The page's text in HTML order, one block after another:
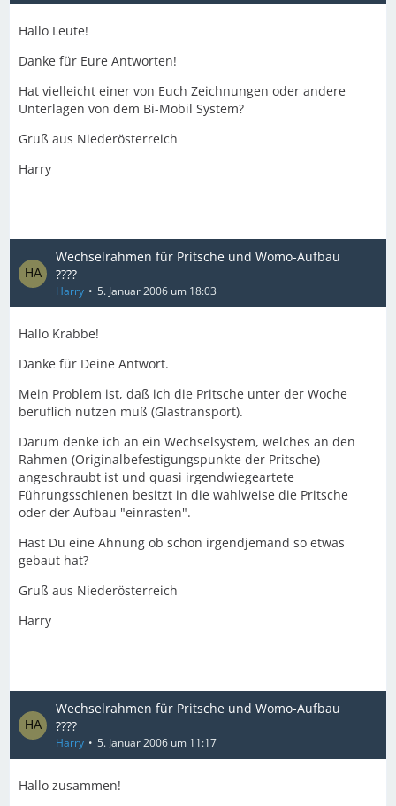
Hallo Leute!
Danke für Eure Antworten!
Hat vielleicht einer von Euch Zeichnungen oder andere
Unterlagen von dem Bi-Mobil System?
Gruß aus Niederösterreich
Harry
Wechselrahmen für Pritsche und Womo-Aufbau
????
Harry 5. Januar 2006 um 18:03
Hallo Krabbe!
Danke für Deine Antwort.
Mein Problem ist, daß ich die Pritsche unter der Woche
beruflich nutzen muß (Glastransport).
Darum denke ich an ein Wechselsystem, welches an den
Rahmen (Originalbefestigungspunkte der Pritsche)
angeschraubt ist und quasi irgendwiegeartete
Führungsschienen besitzt in die wahlweise die Pritsche
oder der Aufbau "einrasten".
Hast Du eine Ahnung ob schon irgendjemand so etwas
gebaut hat?
Gruß aus Niederösterreich
Harry
Wechselrahmen für Pritsche und Womo-Aufbau
????
Harry 5. Januar 2006 um 11:17
Hallo zusammen!